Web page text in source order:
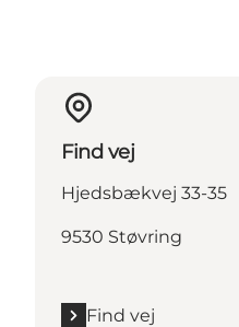
Find vej
Hjedsbækvej 33-35
9530 Støvring
Find vej